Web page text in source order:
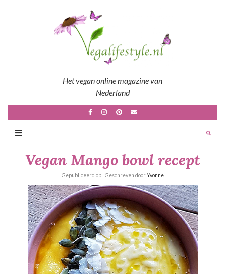
Het vegan online magazine van
Nederland
Vegan Mango bowl recept
Gepubliceerd op | Geschreven door Yvonne